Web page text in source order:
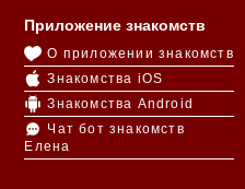
Приложение знакомств
О приложении знакомств
Знакомства iOS
Знакомства Android
Чат бот знакомств
Елена